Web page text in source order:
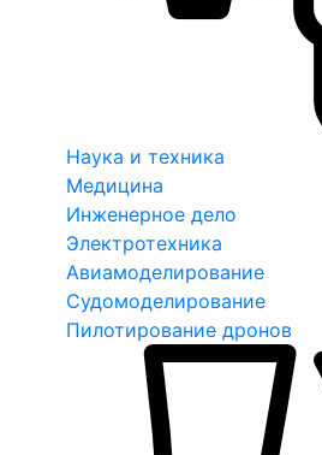
Наука и техника
Медицина
Инженерное дело
Электротехника
Авиамоделирование
Судомоделирование
Пилотирование дронов